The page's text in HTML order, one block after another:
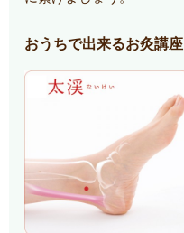
おうちで出来るお灸講座